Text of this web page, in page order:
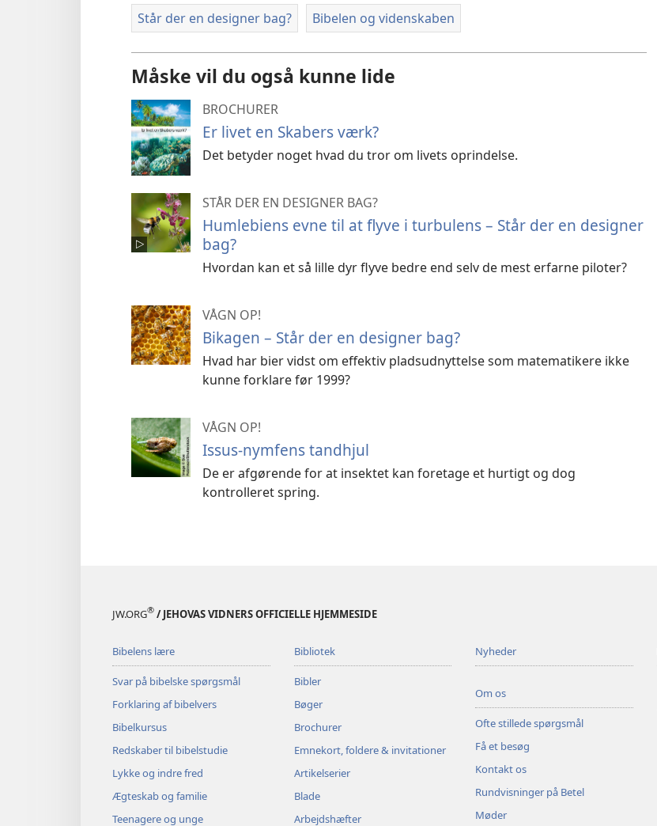
Står der en designer bag? Bibelen og videnskaben
Måske vil du også kunne lide
BROCHURER
Er livet en Skabers værk?
Det betyder noget hvad du tror om livets oprindelse.
STÅR DER EN DESIGNER BAG?
Humlebiens evne til at flyve i turbulens – Står der en designer
bag?
Hvordan kan et så lille dyr flyve bedre end selv de mest erfarne piloter?
VÅGN OP!
Bikagen – Står der en designer bag?
Hvad har bier vidst om effektiv pladsudnyttelse som matematikere ikke
kunne forklare før 1999?
VÅGN OP!
Issus-nymfens tandhjul
De er afgørende for at insektet kan foretage et hurtigt og dog
kontrolleret spring.
JW.ORG® / JEHOVAS VIDNERS OFFICIELLE HJEMMESIDE
Bibelens lære
Svar på bibelske spørgsmål
Forklaring af bibelvers
Bibelkursus
Redskaber til bibelstudie
Lykke og indre fred
Ægteskab og familie
Teenagere og unge
Bibliotek
Bibler
Bøger
Brochurer
Emnekort, foldere & invitationer
Artikelserier
Blade
Arbejdshæfter
Nyheder
Om os
Ofte stillede spørgsmål
Få et besøg
Kontakt os
Rundvisninger på Betel
Møder